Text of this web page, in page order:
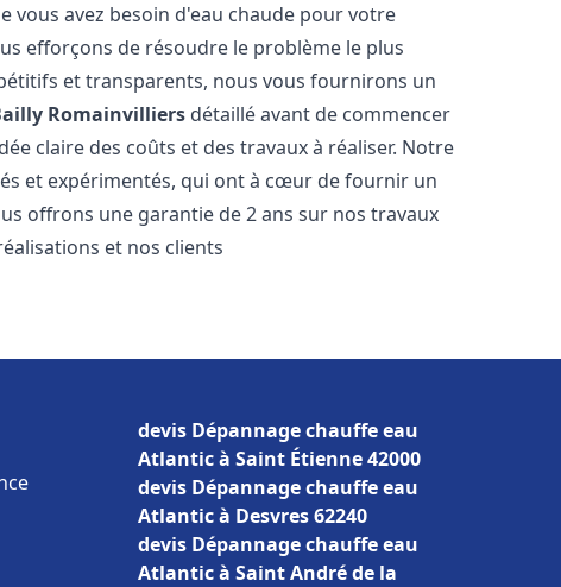
vous avez besoin d'eau chaude pour votre
efforçons de résoudre le problème le plus
et transparents, nous vous fournirons un
Romainvilliers détaillé avant de commencer
claire des coûts et des travaux à réaliser. Notre
et expérimentés, qui ont à cœur de fournir un
offrons une garantie de 2 ans sur nos travaux
et nos clients
devis Dépannage chauffe eau
Atlantic à Saint Étienne 42000
devis Dépannage chauffe eau
Atlantic à Desvres 62240
devis Dépannage chauffe eau
Atlantic à Saint André de la